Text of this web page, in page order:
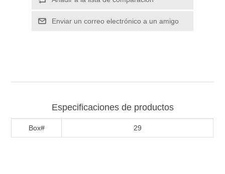
Especificaciones de productos
Box# 29